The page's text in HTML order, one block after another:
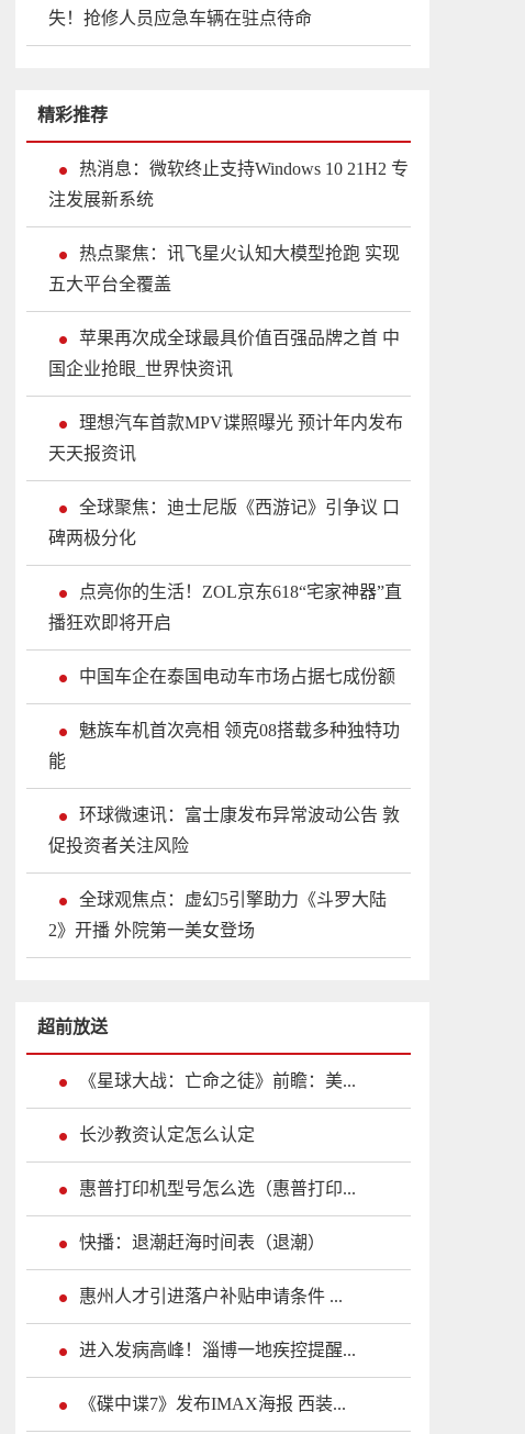
失！抢修人员应急车辆在驻点待命
精彩推荐
热消息：微软终止支持Windows 10 21H2 专
注发展新系统
热点聚焦：讯飞星火认知大模型抢跑 实现
五大平台全覆盖
苹果再次成全球最具价值百强品牌之首 中
国企业抢眼_世界快资讯
理想汽车首款MPV谍照曝光 预计年内发布
天天报资讯
全球聚焦：迪士尼版《西游记》引争议 口
碑两极分化
点亮你的生活！ZOL京东618“宅家神器”直
播狂欢即将开启
中国车企在泰国电动车市场占据七成份额
魅族车机首次亮相 领克08搭载多种独特功
能
环球微速讯：富士康发布异常波动公告 敦
促投资者关注风险
全球观焦点：虚幻5引擎助力《斗罗大陆
2》开播 外院第一美女登场
超前放送
《星球大战：亡命之徒》前瞻：美...
长沙教资认定怎么认定
惠普打印机型号怎么选（惠普打印...
快播：退潮赶海时间表（退潮）
惠州人才引进落户补贴申请条件 ...
进入发病高峰！淄博一地疾控提醒...
《碟中谍7》发布IMAX海报 西装...